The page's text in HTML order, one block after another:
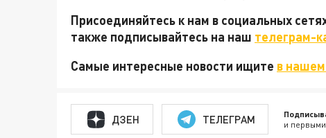
Присоединяйтесь к нам в социальных
также подписывайтесь на наш телеграм-
Самые интересные новости ищите в
ДЗЕН ТЕЛЕГРАМ и